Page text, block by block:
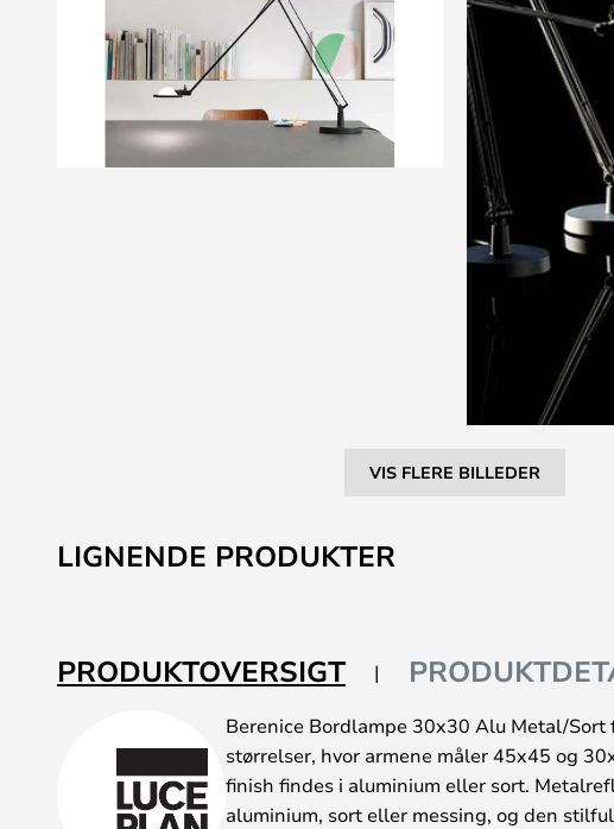
VIS FLERE BILLEDER
til
starten
LIGNENDE PRODUKTER
PRODUKTOVERSIGT
Berenice Bordlampe 30x30 Alu Metal/Sort
størrelser, hvor armene måler 45x45 og
finish findes i aluminium eller sort.
aluminium, sort eller messing, og den